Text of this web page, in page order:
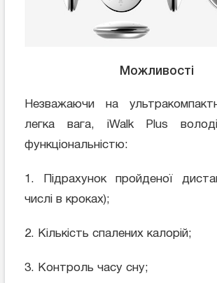
Можливості
Незважаючи на
легка вага, iWalk Plus
функціональністю:
1. Підрахунок пройденої
числі в кроках);
2. Кількість спалених калорій;
3. Контроль часу сну;